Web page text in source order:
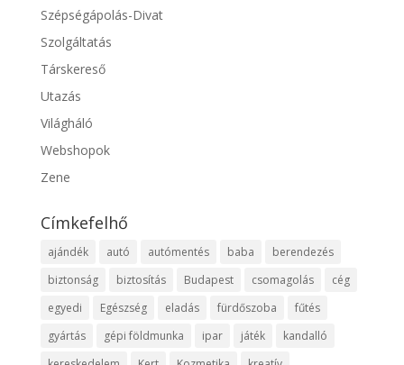
Szépségápolás-Divat
Szolgáltatás
Társkereső
Utazás
Világháló
Webshopok
Zene
Címkefelhő
ajándék autó autómentés baba
berendezés
biztonság
biztosítás Budapest csomagolás
cég
egyedi
Egészség eladás fürdőszoba
fűtés
gyártás
gépi földmunka ipar játék
kandalló